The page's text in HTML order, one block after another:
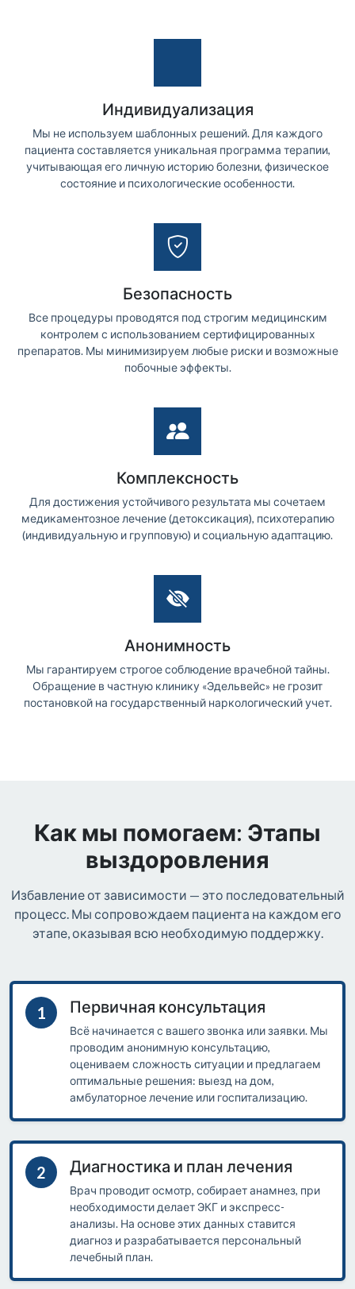
Индивидуализация
Мы не используем шаблонных решений. Для каждого
пациента составляется уникальная программа терапии,
учитывающая его личную историю болезни, физическое
состояние и психологические особенности.
Безопасность
Все процедуры проводятся под строгим медицинским
контролем с использованием сертифицированных
препаратов. Мы минимизируем любые риски и возможные
побочные эффекты.
Комплексность
Для достижения устойчивого результата мы сочетаем
медикаментозное лечение (детоксикация), психотерапию
(индивидуальную и групповую) и социальную адаптацию.
Анонимность
Мы гарантируем строгое соблюдение врачебной тайны.
Обращение в частную клинику «Эдельвейс» не грозит
постановкой на государственный наркологический учет.
Как мы помогаем: Этапы
выздоровления
Избавление от зависимости — это последовательный
процесс. Мы сопровождаем пациента на каждом его
этапе, оказывая всю необходимую поддержку.
1 Первичная консультация
Всё начинается с вашего звонка или заявки. Мы
проводим анонимную консультацию,
оцениваем сложность ситуации и предлагаем
оптимальные решения: выезд на дом,
амбулаторное лечение или госпитализацию.
2 Диагностика и план лечения
Врач проводит осмотр, собирает анамнез, при
необходимости делает ЭКГ и экспресс-
анализы. На основе этих данных ставится
диагноз и разрабатывается персональный
лечебный план.